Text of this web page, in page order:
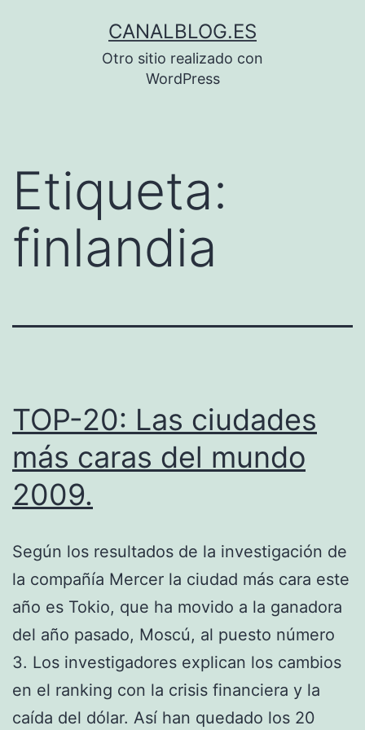
CANALBLOG.ES
Otro sitio realizado con
WordPress
Etiqueta:
finlandia
TOP-20: Las ciudades
más caras del mundo
2009.
Según los resultados de la investigación de
la compañía Mercer la ciudad más cara este
año es Tokio, que ha movido a la ganadora
del año pasado, Moscú, al puesto número
3. Los investigadores explican los cambios
en el ranking con la crisis financiera y la
caída del dólar. Así han quedado los 20